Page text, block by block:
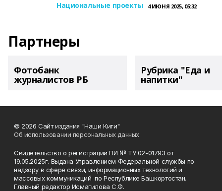
Национальные проекты 4 ИЮНЯ 2025, 05:32
Партнеры
Фотобанк
журналистов РБ
Рубрика "Еда и
напитки"
© 2026 Сайт издания "Наши Киги"
Об использовании персональных данных
Свидетельство о регистрации ПИ № ТУ 02-01793 от
19.05.2025г. Выдана Управлением Федеральной службы по
надзору в сфере связи, информационных технологий и
массовых коммуникаций по Республике Башкортостан.
Главный редактор Исмагилова С.Ф.